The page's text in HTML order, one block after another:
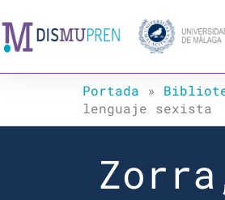
al
contenido
Portada »
lenguaje sexista